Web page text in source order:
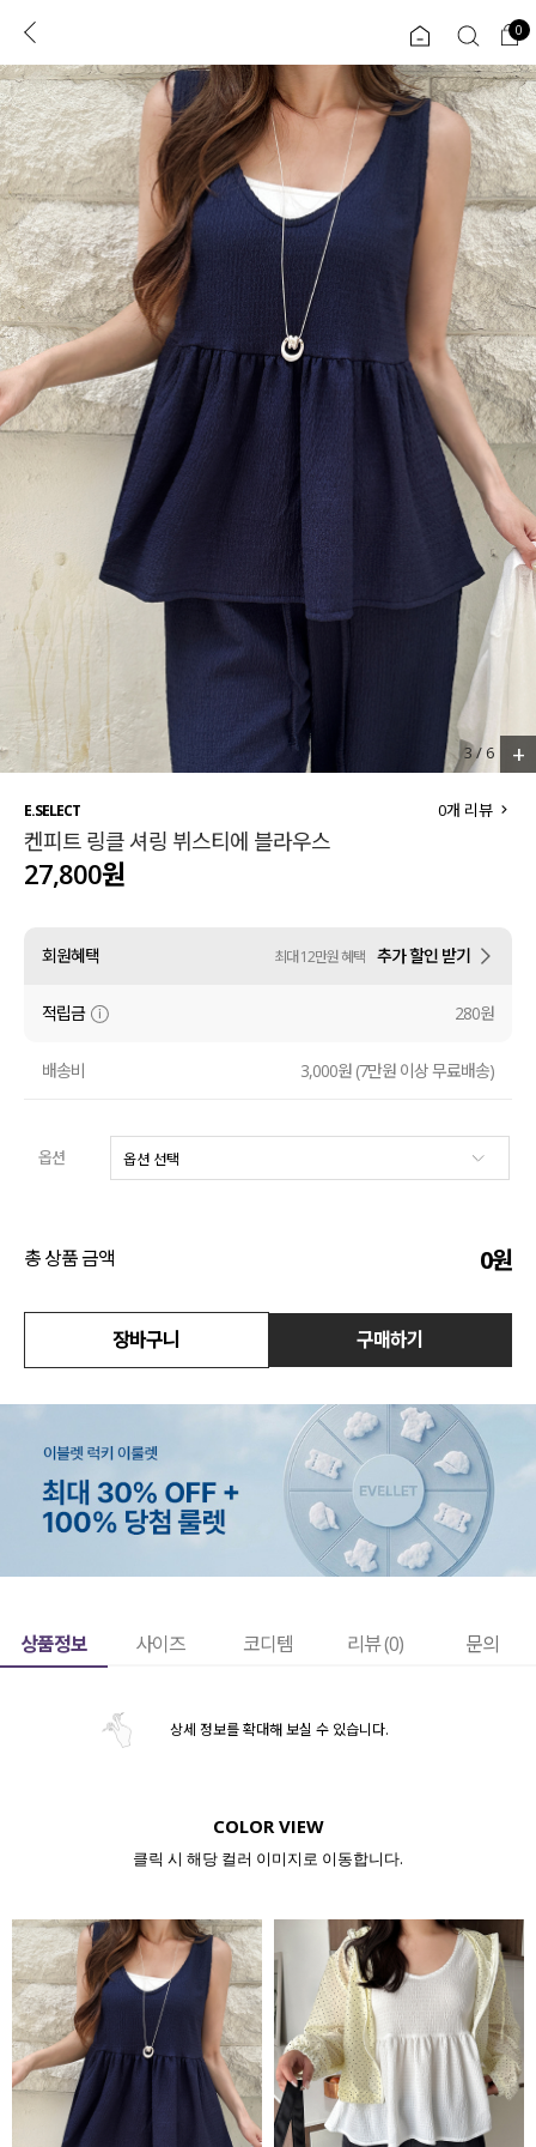
로그인 0
ENG
TW
JP
콘텐츠 리뷰 & 혜택 플러스핏 회원혜택 입
CATEGORY COMMUNITY
도착보장⚡
인플루언서 pick!
신상 5%
베스트
세트할인 ~30%
하객룩
살안타템
110사이즈
티셔츠
셔츠
원피스
니트
ALL
익스클루시브
아우터
티셔츠
니트
블라우스
원피스
팬츠
스커트
언더웨어
0
3/6 +
E.SELECT
켄피트 링클 셔링 뷔스티에 블라우스
0개 리뷰
27,800원
회원혜택 최대 12만원 혜택 추가 할인 받기
적립금 280원
배송비 3,000원 (7만원 이상 무료배송)
옵션
총 상품 금액 0원
장바구니 구매하기
상품정보 사이즈 코디템 리뷰 (0) 문의
상세 정보를 확대해 보실 수 있습니다.
COLOR VIEW
클릭 시 해당 컬러 이미지로 이동합니다.